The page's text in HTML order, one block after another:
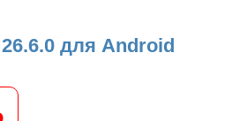
для Android